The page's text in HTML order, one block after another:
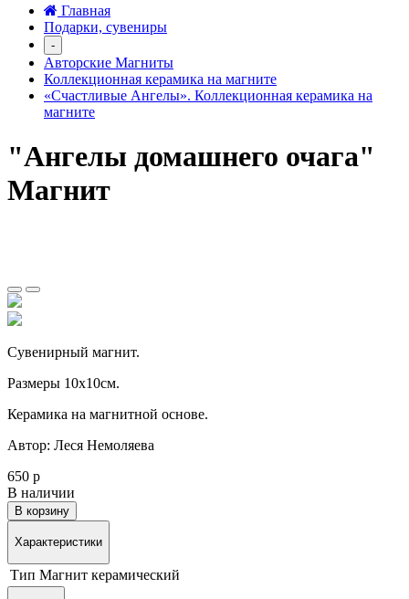
Главная
Подарки, сувениры
-
Авторские Магниты
Коллекционная керамика на магните
«Счастливые Ангелы». Коллекционная керамика на
магните
"Ангелы домашнего очага"
Магнит
Сувенирный магнит.
Размеры 10х10см.
Керамика на магнитной основе.
Автор: Леся Немоляева
650 р
В наличии
В корзину
Характеристики
Тип Магнит керамический